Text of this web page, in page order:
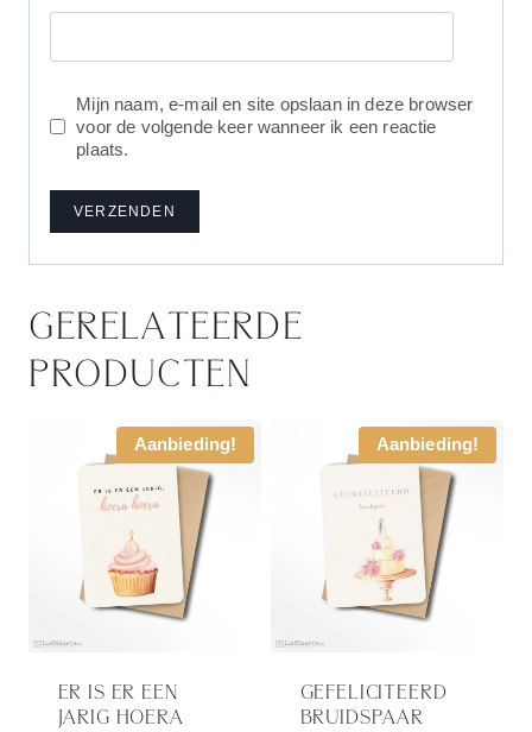
Mijn naam, e-mail en site opslaan in deze browser
voor de volgende keer wanneer ik een reactie
plaats.
GERELATEERDE
PRODUCTEN
Aanbieding!
ER IS ER EEN
JARIG HOERA
Aanbieding!
GEFELICITEERD
BRUIDSPAAR